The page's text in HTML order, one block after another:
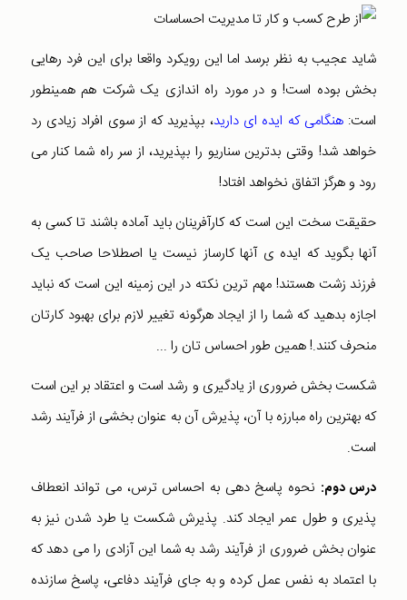
شاید عجیب به نظر برسد اما این رویکرد واقعا برای این فرد رهایی
بخش بوده است! و در مورد راه اندازی یک شرکت هم همینطور
است: هنگامی که ایده ای دارید، بپذیرید که از سوی افراد زیادی رد
خواهد شد! وقتی بدترین سناریو را بپذیرید، از سر راه شما کنار می
رود و هرگز اتفاق نخواهد افتاد!
حقیقت سخت این است که کارآفرینان باید آماده باشند تا کسی به
آنها بگوید که ایده ی آنها کارساز نیست یا اصطلاحا صاحب یک
فرزند زشت هستند! مهم ترین نکته در این زمینه این است که نباید
اجازه بدهید که شما را از ایجاد هرگونه تغییر لازم برای بهبود کارتان
منحرف کنند.! همین طور احساس تان را ...
شکست بخش ضروری از یادگیری و رشد است و اعتقاد بر این است
که بهترین راه مبارزه با آن، پذیرش آن به عنوان بخشی از فرآیند رشد
است.
درس دوم: نحوه پاسخ دهی به احساس ترس، می تواند انعطاف
پذیری و طول عمر ایجاد کند. پذیرش شکست یا طرد شدن نیز به
عنوان بخش ضروری از فرآیند رشد به شما این آزادی را می دهد که
با اعتماد به نفس عمل کرده و به جای فرآیند دفاعی، پاسخ سازنده